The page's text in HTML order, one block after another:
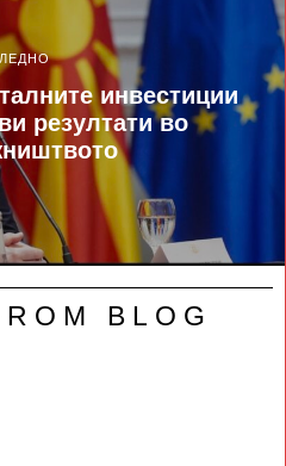
инвестиции
резултати во
BLOG